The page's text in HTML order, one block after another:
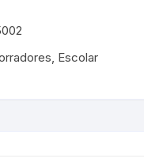
, Escolar